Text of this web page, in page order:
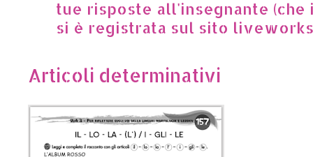
tue risposte all'insegnante (che
si è registrata sul sito
Articoli determinativi